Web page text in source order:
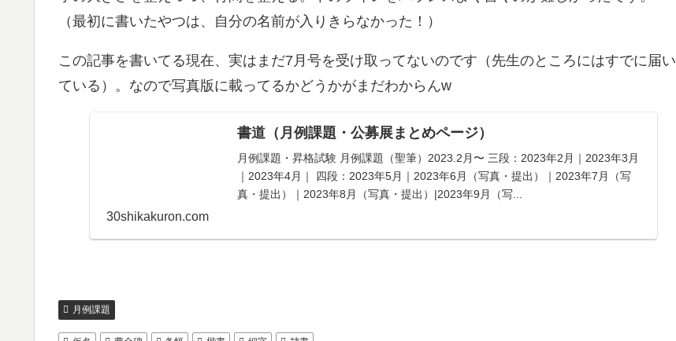
（最初に書いたやつは、自分の名前が入りきらなかった！）
この記事を書いてる現在、実はまだ7月号を受け取ってないのです（先生のところにはすでに届い
ている）。なので写真版に載ってるかどうかがまだわからんw
書道（月例課題・公募展まとめページ）
月例課題・昇格試験 月例課題（聖筆）2023.2月〜 三段：2023年2月｜2023年3月
｜2023年4月｜ 四段：2023年5月｜2023年6月（写真・提出）｜2023年7月（写
真・提出）｜2023年8月（写真・提出）|2023年9月（写...
30shikakuron.com
月例課題